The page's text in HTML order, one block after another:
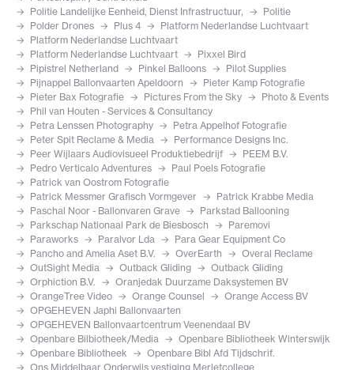
Politie Landelijke Eenheid, Dienst Infrastructuur,
Politie
Polder Drones
Plus 4
Platform Nederlandse Luchtvaart
Platform Nederlandse Luchtvaart
Platform Nederlandse Luchtvaart
Pixxel Bird
Pipistrel Netherland
Pinkel Balloons
Pilot Supplies
Pijnappel Ballonvaarten Apeldoorn
Pieter Kamp Fotografie
Pieter Bax Fotografie
Pictures From the Sky
Photo & Events
Phil van Houten - Services & Consultancy
Petra Lenssen Photography
Petra Appelhof Fotografie
Peter Spit Reclame & Media
Performance Designs Inc.
Peer Wijlaars Audiovisueel Produktiebedrijf
PEEM B.V.
Pedro Verticalo Adventures
Paul Poels Fotografie
Patrick van Oostrom Fotografie
Patrick Messmer Grafisch Vormgever
Patrick Krabbe Media
Paschal Noor - Ballonvaren Grave
Parkstad Ballooning
Parkschap Nationaal Park de Biesbosch
Paremovi
Paraworks
Paralvor Lda
Para Gear Equipment Co
Pancho and Amelia Aset B.V.
OverEarth
Overal Reclame
OutSight Media
Outback Gliding
Outback Gliding
Orphiction B.V.
Oranjedak Duurzame Daksystemen BV
OrangeTree Video
Orange Counsel
Orange Access BV
OPGEHEVEN Japhi Ballonvaarten
OPGEHEVEN Ballonvaartcentrum Veenendaal BV
Openbare Bilbiotheek/Media
Openbare Bibliotheek Winterswijk
Openbare Bibliotheek
Openbare Bibl Afd Tijdschrif.
Ons Middelbaar Onderwijs vestiging Merletcollege